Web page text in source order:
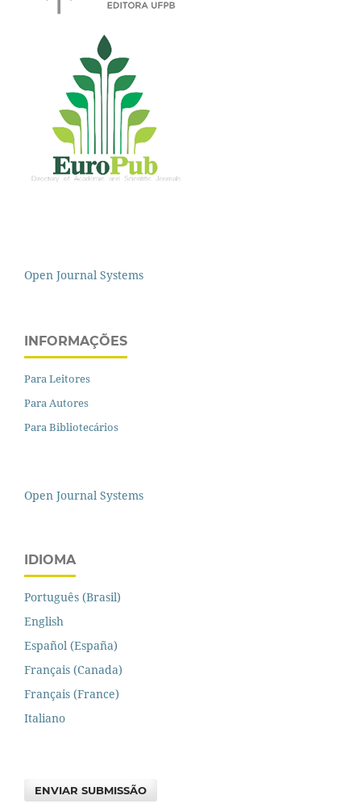
Open Journal Systems
INFORMAÇÕES
Para Leitores
Para Autores
Para Bibliotecários
Open Journal Systems
IDIOMA
Português (Brasil)
English
Español (España)
Français (Canada)
Français (France)
Italiano
ENVIAR SUBMISSÃO